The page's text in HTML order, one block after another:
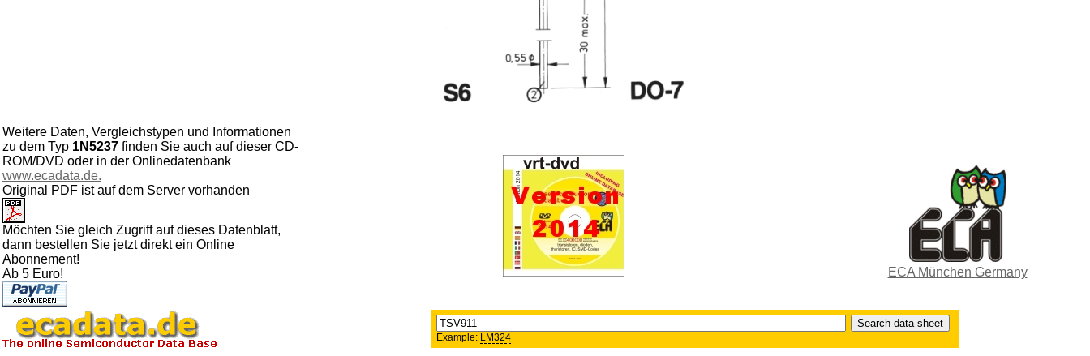
Weitere Daten, Vergleichstypen und Informationen
zu dem Typ 1N5237 finden Sie auch auf dieser CD-
ROM/DVD oder in der Onlinedatenbank
www.ecadata.de.
Original PDF ist auf dem Server vorhanden
Möchten Sie gleich Zugriff auf dieses Datenblatt,
dann bestellen Sie jetzt direkt ein Online
Abonnement!
Ab 5 Euro!
ECA München Germany
Example: LM324